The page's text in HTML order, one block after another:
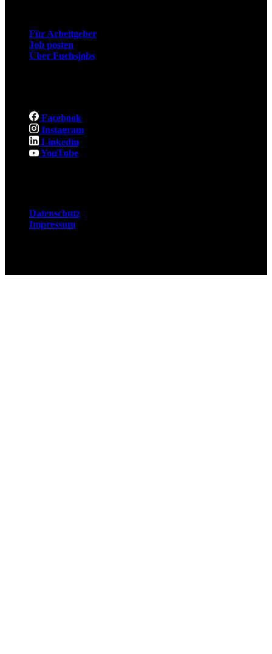
Für Arbeitgeber
Job posten
Über Fuchsjobs
Facebook
Instagram
Linkedin
YouTube
Datenschutz
Impressum